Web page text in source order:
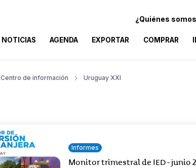
¿Quiénes
NOTICIAS AGENDA EXPORTAR COMPRAR
Centro de información Uruguay XXI
Informes
Monitor trimestral de IED - junio